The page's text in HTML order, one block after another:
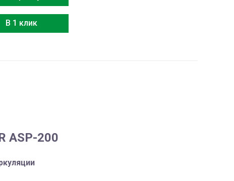
В 1 клик
ASP-200